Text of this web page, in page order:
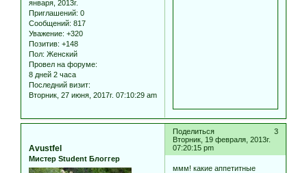
января, 2013г.
Приглашений: 0
Сообщений: 817
Уважение: +320
Позитив: +148
Пол: Женский
Провел на форуме:
8 дней 2 часа
Последний визит:
Вторник, 27 июня, 2017г. 07:10:29 am
Поделиться
3
Вторник, 19 февраля, 2013г.
07:20:15 pm
Avustfel
Мистер Student Блоггер
ммм! какие аппетитные